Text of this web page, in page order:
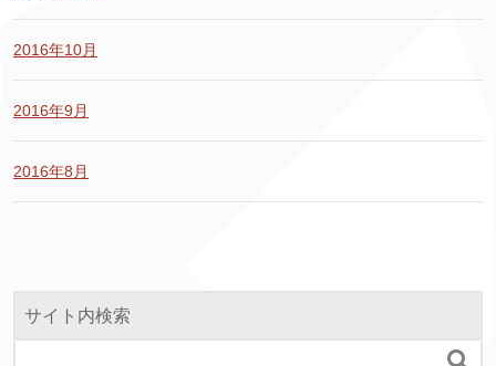
2016年10月
2016年9月
2016年8月
サイト内検索
